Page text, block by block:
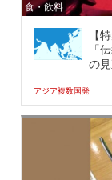
食・飲料
【
「
の
アジア複数国発